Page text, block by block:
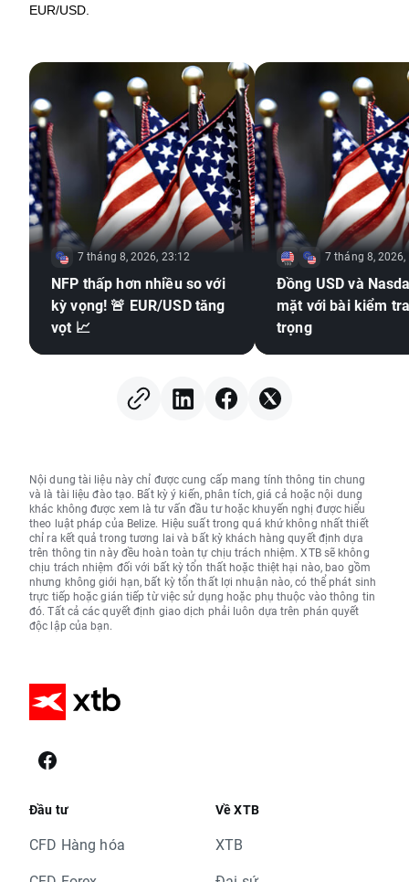
EUR/USD.
7 tháng 8, 2026, 23:12
NFP thấp hơn nhiều so với
kỳ vọng! 🚨 EUR/USD tăng
vọt 📈
7 tháng 8,
Đồng USD và
mặt với bài kiểm
trọng
Nội dung tài liệu này chỉ được cung cấp mang tính thông tin chung
và là tài liệu đào tạo. Bất kỳ ý kiến, phân tích, giá cả hoặc nội dung
khác không được xem là tư vấn đầu tư hoặc khuyến nghị được hiểu
theo luật pháp của Belize. Hiệu suất trong quá khứ không nhất thiết
chỉ ra kết quả trong tương lai và bất kỳ khách hàng quyết định dựa
trên thông tin này đều hoàn toàn tự chịu trách nhiệm. XTB sẽ không
chịu trách nhiệm đối với bất kỳ tổn thất hoặc thiệt hại nào, bao gồm
nhưng không giới hạn, bất kỳ tổn thất lợi nhuận nào, có thể phát sinh
trực tiếp hoặc gián tiếp từ việc sử dụng hoặc phụ thuộc vào thông tin
đó. Tất cả các quyết định giao dịch phải luôn dựa trên phán quyết
độc lập của bạn.
Đầu tư
CFD Hàng hóa
Về XTB
XTB